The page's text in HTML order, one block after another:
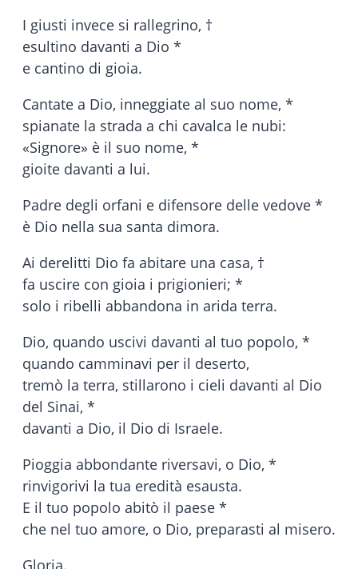
I giusti invece si rallegrino, †
esultino davanti a Dio *
e cantino di gioia.
Cantate a Dio, inneggiate al suo nome, *
spianate la strada a chi cavalca le nubi:
«Signore» è il suo nome, *
gioite davanti a lui.
Padre degli orfani e difensore delle vedove *
è Dio nella sua santa dimora.
Ai derelitti Dio fa abitare una casa, †
fa uscire con gioia i prigionieri; *
solo i ribelli abbandona in arida terra.
Dio, quando uscivi davanti al tuo popolo, *
quando camminavi per il deserto,
tremò la terra, stillarono i cieli davanti al Dio
del Sinai, *
davanti a Dio, il Dio di Israele.
Pioggia abbondante riversavi, o Dio, *
rinvigorivi la tua eredità esausta.
E il tuo popolo abitò il paese *
che nel tuo amore, o Dio, preparasti al misero.